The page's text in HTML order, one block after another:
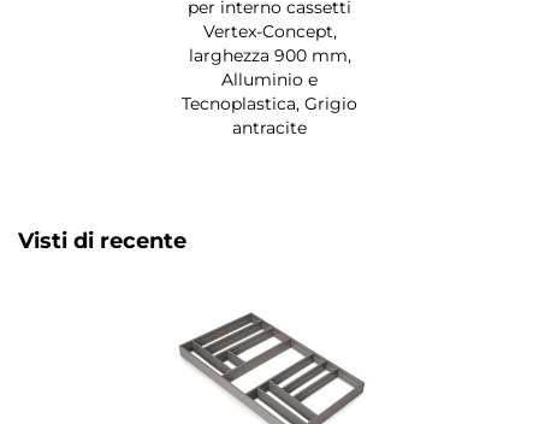
per interno cassetti
Vertex-Concept,
larghezza 900 mm,
Alluminio e
Tecnoplastica, Grigio
antracite
Visti di recente